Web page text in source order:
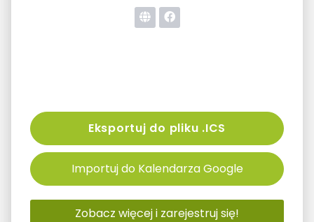
Eksportuj do pliku .ICS
Importuj do Kalendarza Google
Zobacz więcej i zarejestruj się!